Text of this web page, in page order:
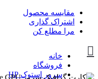
مقایسه محصول
اشتراک گذاری
مرا مطلع کن
خانه
فروشگاه
سرور استوک HP